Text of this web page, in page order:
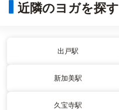
近隣のヨガを探す
出戸駅
新加美駅
久宝寺駅